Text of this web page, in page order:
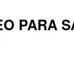
PARA